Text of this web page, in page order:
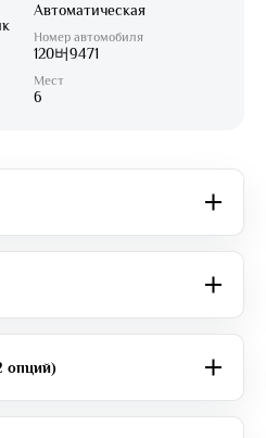
Автоматическая
Номер автомобиля
120버9471
Мест
6
опций)